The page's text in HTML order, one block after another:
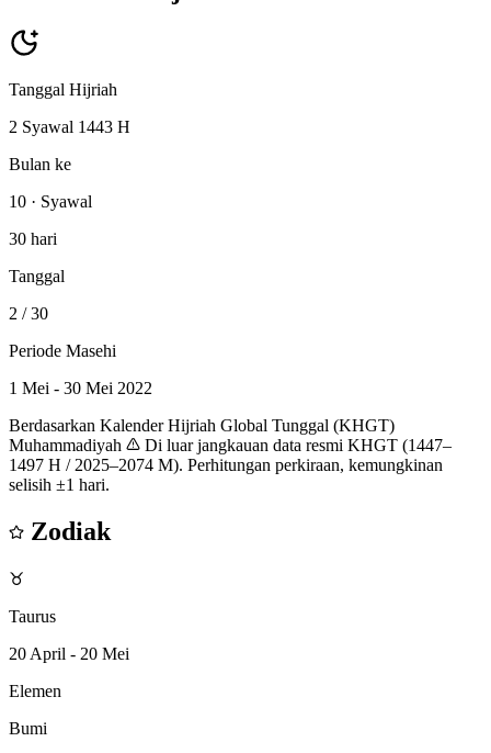
Tanggal Hijriah
2 Syawal 1443 H
Bulan ke
10 · Syawal
30 hari
Tanggal
2 / 30
Periode Masehi
1 Mei - 30 Mei 2022
Berdasarkan Kalender Hijriah Global Tunggal (KHGT)
Muhammadiyah
Di luar jangkauan data resmi KHGT (1447–
1497 H / 2025–2074 M). Perhitungan perkiraan, kemungkinan
selisih ±1 hari.
Zodiak
♉
Taurus
20 April - 20 Mei
Elemen
Bumi